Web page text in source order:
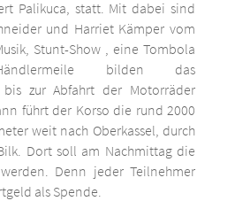
Palikuca, statt. Mit dabei sind
und Harriet Kämper vom
Stunt-Show , eine Tombola
bilden das
bis zur Abfahrt der Motorräder
führt der Korso die rund 2000
weit nach Oberkassel, durch
Dort soll am Nachmittag die
Denn jeder Teilnehmer
als Spende.